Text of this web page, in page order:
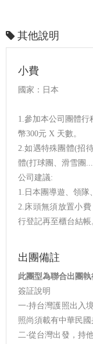
其他說明
小費
國家：日本
1.參加本公司團體
幣300元 X 天數。
2.如遇特殊團體(招
體(打球團、滑雪團
公司建議:
1.日本團導遊、領隊
2.床頭無須放置小
行登記再至櫃台結帳
出團備註
此團型為聯合出團
簽証說明
一‧持台灣護照出入
照尚須載有中華民
二‧從台灣出發，持